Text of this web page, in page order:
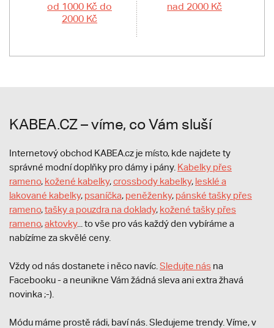
od 1000 Kč do
2000 Kč
nad 2000 Kč
KABEA.CZ – víme, co Vám sluší
Internetový obchod KABEA.cz je místo, kde najdete ty
správné modní doplňky pro dámy i pány. Kabelky přes
rameno, kožené kabelky,crossbody kabelky, lesklé a
lakované kabelky, psaníčka, peněženky, pánské tašky přes
rameno,tašky a pouzdra na doklady, kožené tašky přes
rameno,aktovky... to vše pro vás každý den vybíráme a
nabízíme za skvělé ceny.
Vždy od nás dostanete i něco navíc. Sledujte nás na
Facebooku - a neunikne Vám žádná sleva ani extra žhavá
novinka ;-).
Módu máme prostě rádi, baví nás. Sledujeme trendy. Víme, v